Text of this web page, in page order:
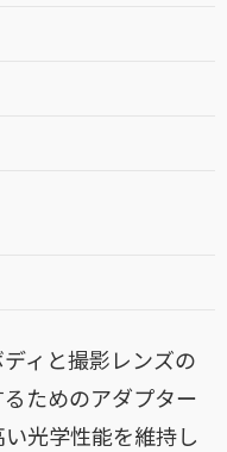
ィと撮影レンズの
ためのアダプター
光学性能を維持し